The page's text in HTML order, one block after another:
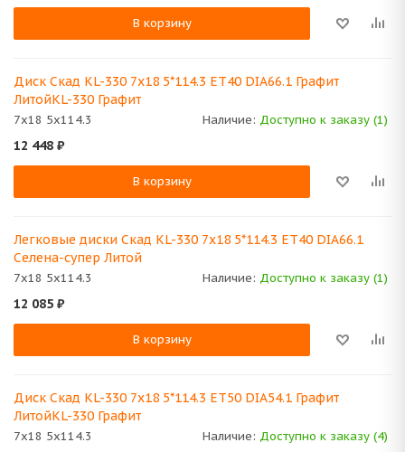
В корзину
Диск Скад KL-330 7x18 5*114.3 ET40 DIA66.1 Графит
ЛитойKL-330 Графит
7x18 5x114.3 Наличие: Доступно к заказу (1)
12 448 ₽
В корзину
Легковые диски Скад KL-330 7x18 5*114.3 ET40 DIA66.1
Селена-супер Литой
7x18 5x114.3 Наличие: Доступно к заказу (1)
12 085 ₽
В корзину
Диск Скад KL-330 7x18 5*114.3 ET50 DIA54.1 Графит
ЛитойKL-330 Графит
7x18 5x114.3 Наличие: Доступно к заказу (4)